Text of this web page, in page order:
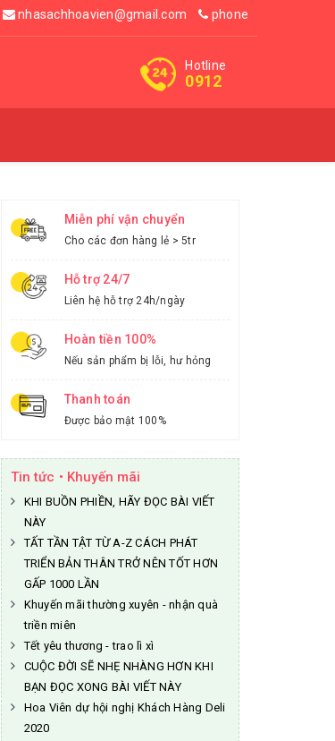
nhasachhoavien@gmail.com phone
Hotline
0912
Miễn phí vận chuyển
Cho các đơn hàng lẻ > 5tr
Hỗ trợ 24/7
Liên hệ hỗ trợ 24h/ngày
Hoàn tiền 100%
Nếu sản phẩm bị lỗi, hư hỏng
Thanh toán
Được bảo mật 100%
Tin tức • Khuyến mãi
KHI BUỒN PHIỀN, HÃY ĐỌC BÀI VIẾT
NÀY
TẤT TẦN TẬT TỪ A-Z CÁCH PHÁT
TRIỂN BẢN THÂN TRỞ NÊN TỐT HƠN
GẤP 1000 LẦN
Khuyến mãi thường xuyên - nhận quà
triền miên
Tết yêu thương - trao lì xì
CUỘC ĐỜI SẼ NHẸ NHÀNG HƠN KHI
BẠN ĐỌC XONG BÀI VIẾT NÀY
Hoa Viên dự hội nghị Khách Hàng Deli
2020